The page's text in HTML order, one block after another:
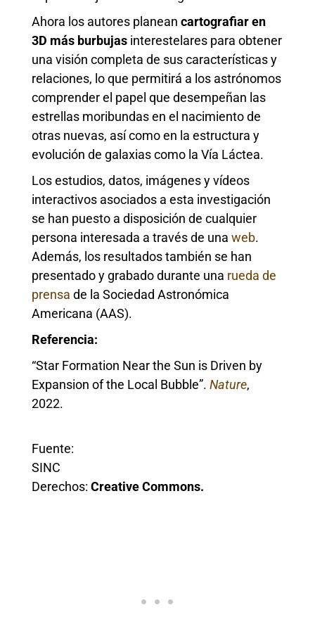
Ahora los autores planean cartografiar en
3D más burbujas interestelares para obtener
una visión completa de sus características y
relaciones, lo que permitirá a los astrónomos
comprender el papel que desempeñan las
estrellas moribundas en el nacimiento de
otras nuevas, así como en la estructura y
evolución de galaxias como la Vía Láctea.
Los estudios, datos, imágenes y vídeos
interactivos asociados a esta investigación
se han puesto a disposición de cualquier
persona interesada a través de una web.
Además, los resultados también se han
presentado y grabado durante una rueda de
prensa de la Sociedad Astronómica
Americana (AAS).
Referencia:
“Star Formation Near the Sun is Driven by
Expansion of the Local Bubble”. Nature,
2022.
Fuente:
SINC
Derechos: Creative Commons.